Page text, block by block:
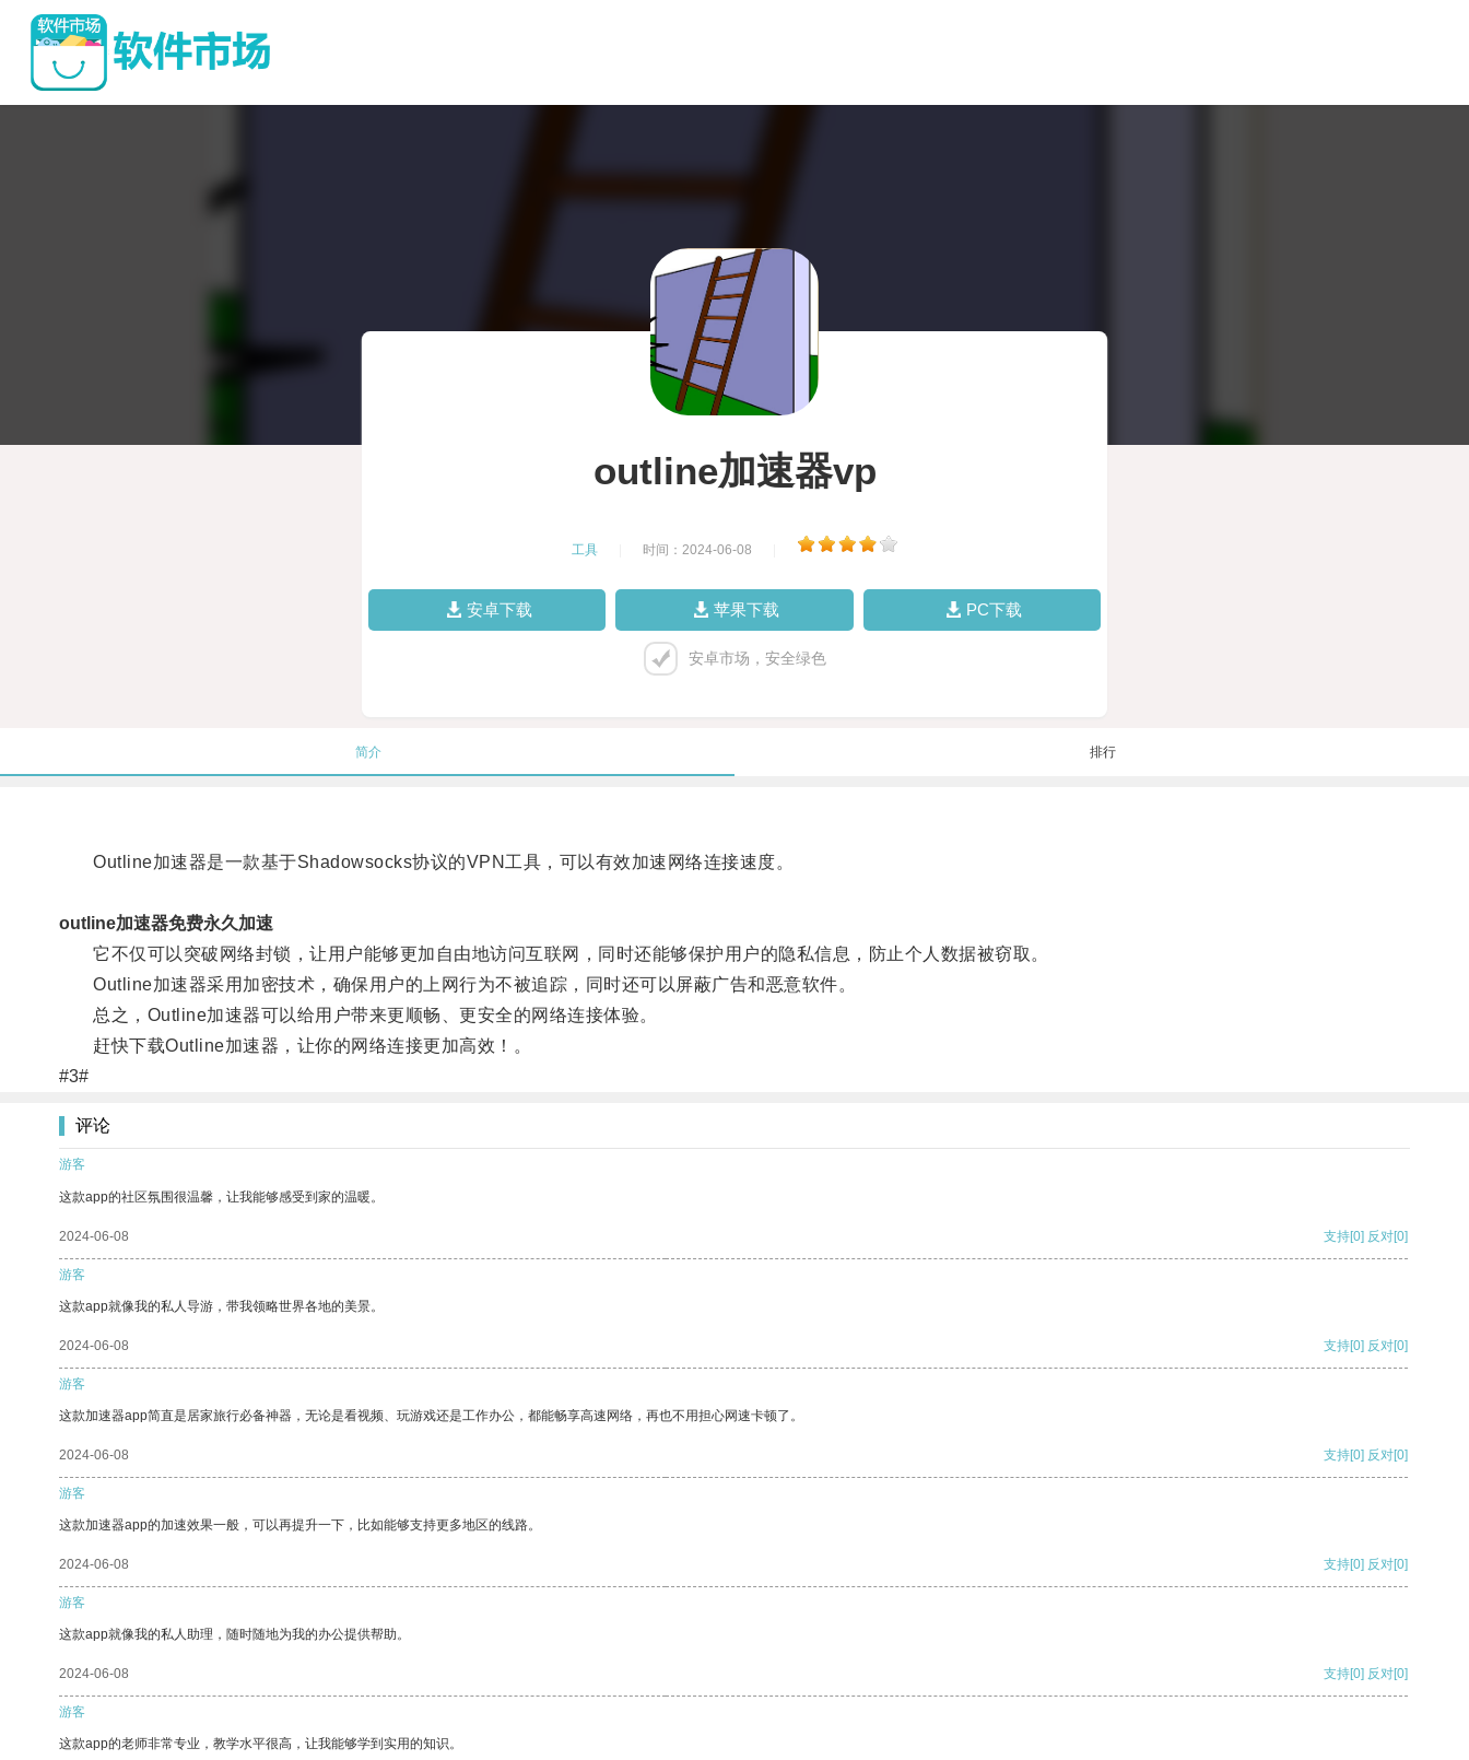
outline加速器vp
工具 时间：2024-06-08
安卓下载 苹果下载 PC下载
安卓市场，安全绿色
简介 排行
Outline加速器是一款基于Shadowsocks协议的VPN工具，可以有效加速网络连接速度。
outline加速器免费永久加速
它不仅可以突破网络封锁，让用户能够更加自由地访问互联网，同时还能够保护用户的隐私信息，防止个人数据被窃取。
Outline加速器采用加密技术，确保用户的上网行为不被追踪，同时还可以屏蔽广告和恶意软件。
总之，Outline加速器可以给用户带来更顺畅、更安全的网络连接体验。
赶快下载Outline加速器，让你的网络连接更加高效！。
#3#
评论
游客
这款app的社区氛围很温馨，让我能够感受到家的温暖。
2024-06-08 支持[0] 反对[0]
游客
这款app就像我的私人导游，带我领略世界各地的美景。
2024-06-08 支持[0] 反对[0]
游客
这款加速器app简直是居家旅行必备神器，无论是看视频、玩游戏还是工作办公，都能畅享高速网络，再也不用担心网速卡顿了。
2024-06-08 支持[0] 反对[0]
游客
这款加速器app的加速效果一般，可以再提升一下，比如能够支持更多地区的线路。
2024-06-08 支持[0] 反对[0]
游客
这款app就像我的私人助理，随时随地为我的办公提供帮助。
2024-06-08 支持[0] 反对[0]
游客
这款app的老师非常专业，教学水平很高，让我能够学到实用的知识。